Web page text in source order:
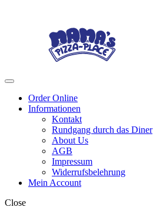
Menu
Order Online
Informationen
Kontakt
Rundgang durch das Diner
About Us
AGB
Impressum
Widerrufsbelehrung
Mein Account
Close